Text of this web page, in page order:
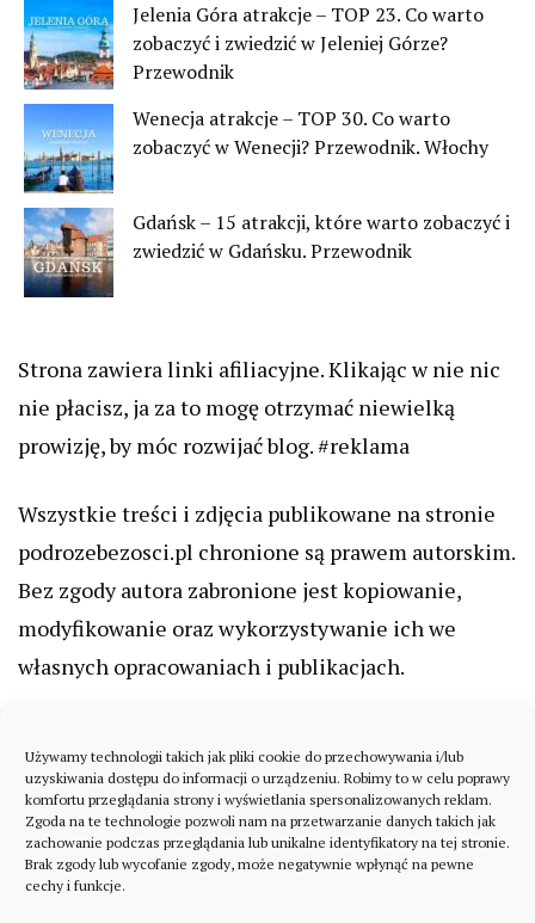
Używamy technologii takich jak pliki cookie do przechowywania i/lub
uzyskiwania dostępu do informacji o urządzeniu. Robimy to w celu poprawy
komfortu przeglądania strony i wyświetlania spersonalizowanych reklam.
Zgoda na te technologie pozwoli nam na przetwarzanie danych takich jak
zachowanie podczas przeglądania lub unikalne identyfikatory na tej stronie.
Brak zgody lub wycofanie zgody, może negatywnie wpłynąć na pewne
cechy i funkcje.
Jelenia Góra atrakcje – TOP 23. Co warto
zobaczyć i zwiedzić w Jeleniej Górze?
Przewodnik
Wenecja atrakcje – TOP 30. Co warto
zobaczyć w Wenecji? Przewodnik. Włochy
Gdańsk – 15 atrakcji, które warto zobaczyć i
zwiedzić w Gdańsku. Przewodnik
Strona zawiera linki afiliacyjne. Klikając w nie nic
nie płacisz, ja za to mogę otrzymać niewielką
prowizję, by móc rozwijać blog. #reklama
Wszystkie treści i zdjęcia publikowane na stronie
podrozebezosci.pl chronione są prawem autorskim.
Bez zgody autora zabronione jest kopiowanie,
modyfikowanie oraz wykorzystywanie ich we
własnych opracowaniach i publikacjach.